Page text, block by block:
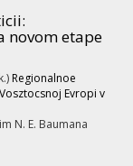
:
novom etape
Regionalnoe
Evropi v
N. E. Baumana